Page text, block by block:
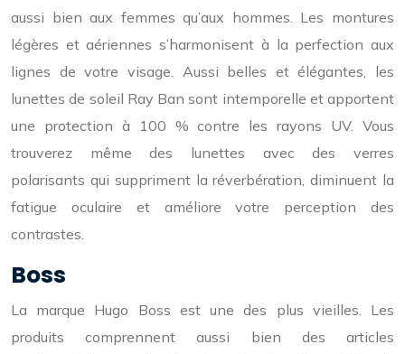
aussi bien aux femmes qu’aux hommes. Les montures
légères et aériennes s’harmonisent à la perfection aux
lignes de votre visage. Aussi belles et élégantes, les
lunettes de soleil Ray Ban sont intemporelle et apportent
une protection à 100 % contre les rayons UV. Vous
trouverez même des lunettes avec des verres
polarisants qui suppriment la réverbération, diminuent la
fatigue oculaire et améliore votre perception des
contrastes.
Boss
La marque Hugo Boss est une des plus vieilles. Les
produits comprennent aussi bien des articles